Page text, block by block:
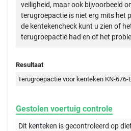
veiligheid, maar ook bijvoorbeeld
terugroepactie is niet erg mits het
de kentekencheck kunt u zien of
terugroepactie had en of het
Resultaat
Terugroepactie voor kenteken KN-676-
Gestolen voertuig controle
Dit kenteken is gecontroleerd op